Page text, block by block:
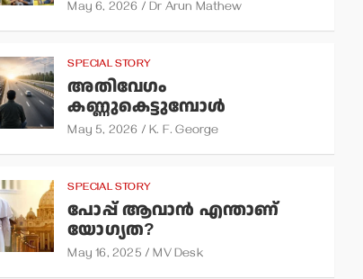
May 6, 2026 Dr Arun Mathew
SPECIAL STORY
അതിവേഗം
കണ്ണുകെട്ടുമ്പോള്‍
May 5, 2026 K. F. George
SPECIAL STORY
പോപ്പ് ആവാന്‍ എന്താണ്
യോഗ്യത?
May 16, 2025 MV Desk